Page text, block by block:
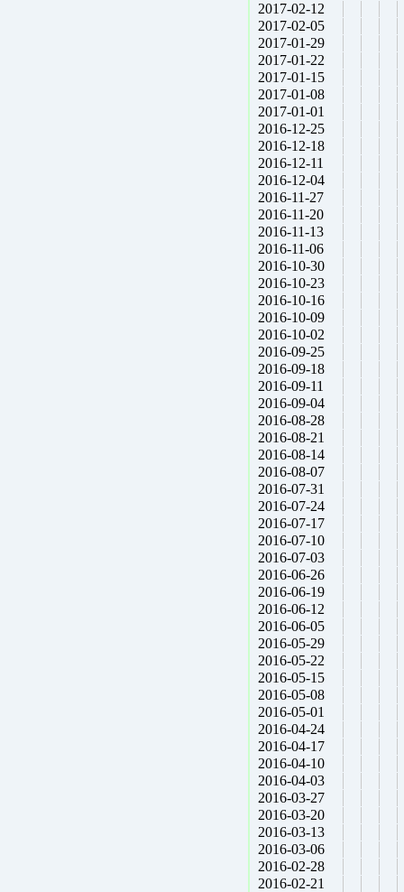
2017-02-12
2017-02-05
2017-01-29
2017-01-22
2017-01-15
2017-01-08
2017-01-01
2016-12-25
2016-12-18
2016-12-11
2016-12-04
2016-11-27
2016-11-20
2016-11-13
2016-11-06
2016-10-30
2016-10-23
2016-10-16
2016-10-09
2016-10-02
2016-09-25
2016-09-18
2016-09-11
2016-09-04
2016-08-28
2016-08-21
2016-08-14
2016-08-07
2016-07-31
2016-07-24
2016-07-17
2016-07-10
2016-07-03
2016-06-26
2016-06-19
2016-06-12
2016-06-05
2016-05-29
2016-05-22
2016-05-15
2016-05-08
2016-05-01
2016-04-24
2016-04-17
2016-04-10
2016-04-03
2016-03-27
2016-03-20
2016-03-13
2016-03-06
2016-02-28
2016-02-21